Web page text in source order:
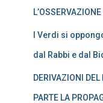
I Verdi si
dal Rabbi e dal
DERIVAZIONI DEL
PARTE LA